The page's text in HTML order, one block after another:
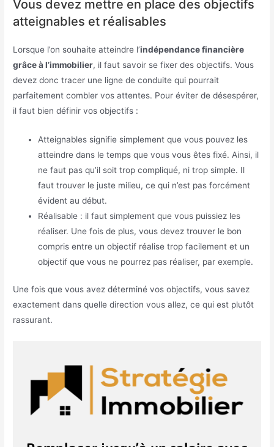
Vous devez mettre en place des objectifs
atteignables et réalisables
Lorsque l’on souhaite atteindre l’indépendance financière
grâce à l’immobilier, il faut savoir se fixer des objectifs. Vous
devez donc tracer une ligne de conduite qui pourrait
parfaitement combler vos attentes. Pour éviter de désespérer,
il faut bien définir vos objectifs :
Atteignables signifie simplement que vous pouvez les
atteindre dans le temps que vous vous êtes fixé. Ainsi, il
ne faut pas qu’il soit trop compliqué, ni trop simple. Il
faut trouver le juste milieu, ce qui n’est pas forcément
évident au début.
Réalisable : il faut simplement que vous puissiez les
réaliser. Une fois de plus, vous devez trouver le bon
compris entre un objectif réalise trop facilement et un
objectif que vous ne pourrez pas réaliser, par exemple.
Une fois que vous avez déterminé vos objectifs, vous savez
exactement dans quelle direction vous allez, ce qui est plutôt
rassurant.